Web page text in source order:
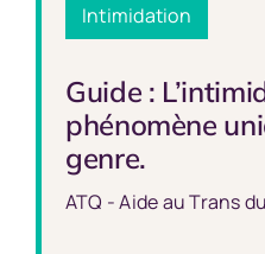
Intimidation
Guide :
phénomène
genre.
ATQ - Aide au Trans